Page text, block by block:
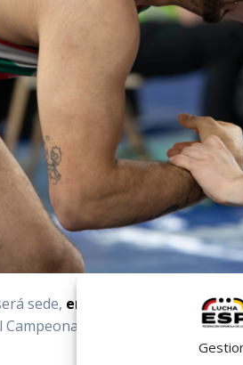
sede, entre los días 29 y 30 de
de España de Luchas